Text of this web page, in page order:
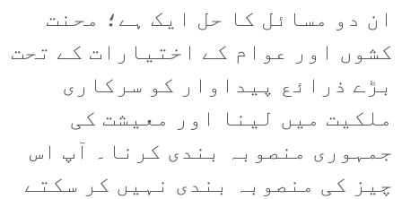
ان دو مسائل کا حل ایک ہے؛ محنت
کشوں اور عوام کے اختیارات کے تحت
بڑے ذرائع پیداوار کو سرکاری
ملکیت میں لینا اور معیشت کی
جمہوری منصوبہ بندی کرنا۔ آپ اس
چیز کی منصوبہ بندی نہیں کر سکتے